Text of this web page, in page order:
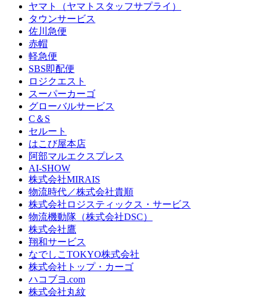
ヤマト（ヤマトスタッフサプライ）
タウンサービス
佐川急便
赤帽
軽急便
SBS即配便
ロジクエスト
スーパーカーゴ
グローバルサービス
C＆S
セルート
はこび屋本店
阿部マルエクスプレス
AI-SHOW
株式会社MIRAIS
物流時代／株式会社貴順
株式会社ロジスティックス・サービス
物流機動隊（株式会社DSC）
株式会社鷹
翔和サービス
なでしこTOKYO株式会社
株式会社トップ・カーゴ
ハコブヨ.com
株式会社丸紋